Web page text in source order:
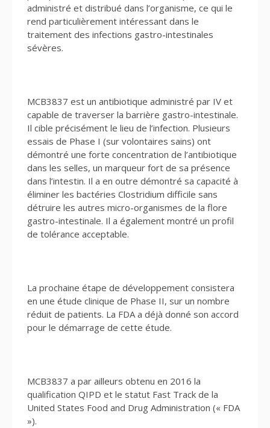
administré et distribué dans l’organisme, ce qui le
rend particulièrement intéressant dans le
traitement des infections gastro-intestinales
sévères.
MCB3837 est un antibiotique administré par IV et
capable de traverser la barrière gastro-intestinale.
Il cible précisément le lieu de l’infection. Plusieurs
essais de Phase I (sur volontaires sains) ont
démontré une forte concentration de l’antibiotique
dans les selles, un marqueur fort de sa présence
dans l’intestin. Il a en outre démontré sa capacité à
éliminer les bactéries Clostridium difficile sans
détruire les autres micro-organismes de la flore
gastro-intestinale. Il a également montré un profil
de tolérance acceptable.
La prochaine étape de développement consistera
en une étude clinique de Phase II, sur un nombre
réduit de patients. La FDA a déjà donné son accord
pour le démarrage de cette étude.
MCB3837 a par ailleurs obtenu en 2016 la
qualification QIPD et le statut Fast Track de la
United States Food and Drug Administration (« FDA
»).